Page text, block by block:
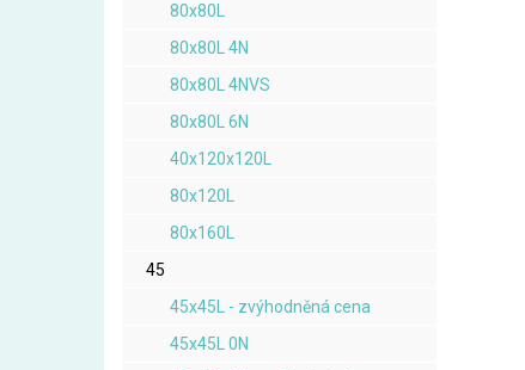
80x80L
80x80L 4N
80x80L 4NVS
80x80L 6N
40x120x120L
80x120L
80x160L
45
45x45L - zvýhodněná cena
45x45L 0N